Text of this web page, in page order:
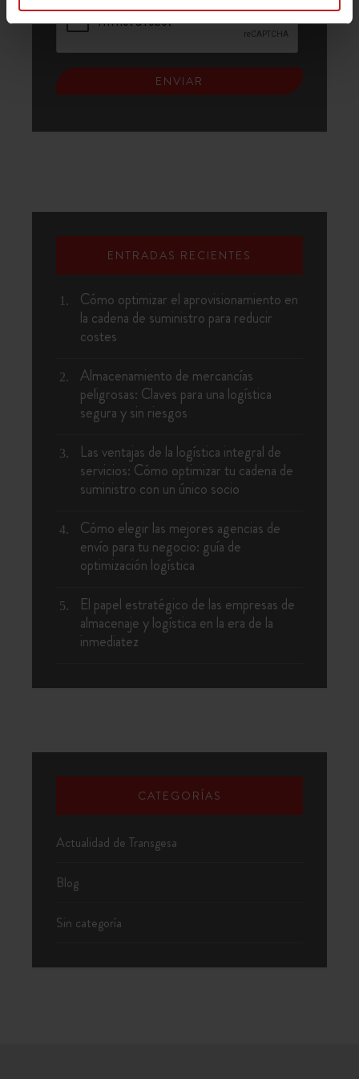
ENTRADAS RECIENTES
Cómo optimizar el aprovisionamiento en
la cadena de suministro para reducir
costes
Almacenamiento de mercancías
peligrosas: Claves para una logística
segura y sin riesgos
Las ventajas de la logística integral de
servicios: Cómo optimizar tu cadena de
suministro con un único socio
Cómo elegir las mejores agencias de
envío para tu negocio: guía de
optimización logística
El papel estratégico de las empresas de
almacenaje y logística en la era de la
inmediatez
CATEGORÍAS
Actualidad de Transgesa
Blog
Sin categoría